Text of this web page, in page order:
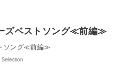
ズベストソング≪前編≫
ソング≪前編≫
Selection